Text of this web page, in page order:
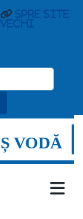
spre site
vechi
VODĂ